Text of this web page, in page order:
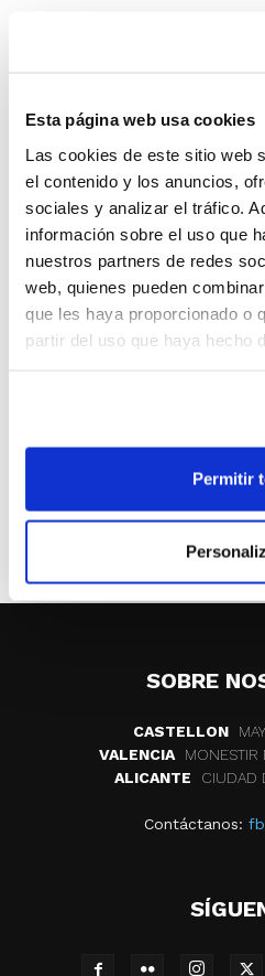
Esta página web usa cookies
Las cookies de este sitio web
el contenido y los anuncios,
sociales y analizar el tráfico.
información sobre el uso que
nuestros partners de redes
web, quienes pueden
que les haya proporcionado o
partir del uso que haya hecho
Permitir
Club Baloncesto Benidorm,
la edad de 69 años.
Toni Villanueva, amante
fue una de las figuras clave
delClub Baloncesto
convirtió en un miembro
historia. Persona
deporte, deja al baloncesto
una de sus figuras más
todos los que forman parte
fallecimiento
SOBRE
CASTELLON
VALENCIA
MONESTIR
ALICANTE
CIUDAD
Contáctanos: